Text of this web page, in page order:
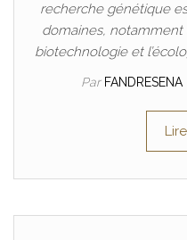
recherche génétique
domaines, notamment
biotechnologie et
Par FANDRESENA